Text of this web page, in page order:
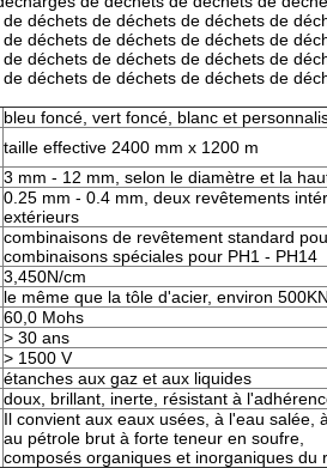
déchets de déchets de déchets de
déchets de déchets de déchets de
déchets de déchets de déchets de
déchets de déchets de déchets de
bleu foncé, vert foncé, blanc et
taille effective 2400 mm x 1200 m
3 mm - 12 mm, selon le diamètre et la
0.25 mm - 0.4 mm, deux revêtements
extérieurs
combinaisons de revêtement standard
combinaisons spéciales pour PH1 - PH14
3,450N/cm
le même que la tôle d'acier, environ
60,0 Mohs
> 30 ans
> 1500 V
étanches aux gaz et aux liquides
doux, brillant, inerte, résistant à
Il convient aux eaux usées, à l'eau salée,
au pétrole brut à forte teneur en soufre,
composés organiques et inorganiques du